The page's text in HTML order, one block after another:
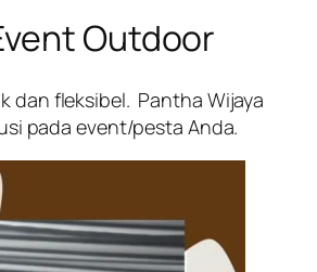
Outdoor
dan fleksibel. Pantha Wijaya
pada event/pesta Anda.